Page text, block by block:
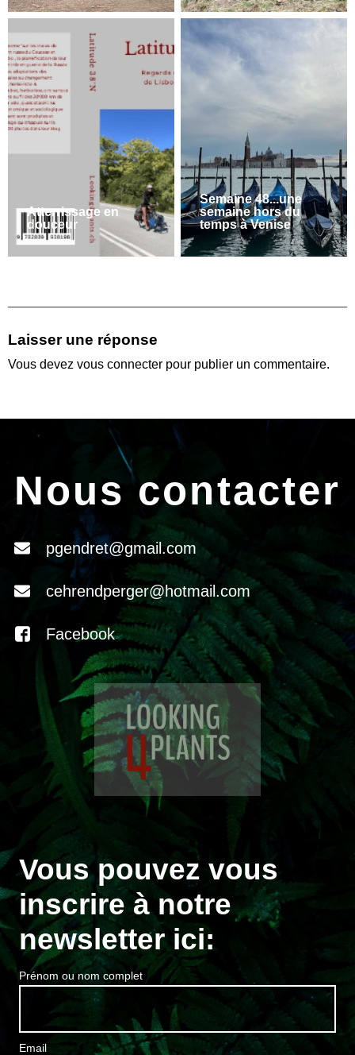
Atterrissage en
douceur
Semaine 48...une
semaine hors du
temps à Venise
Laisser une réponse
Vous devez vous connecter pour publier un commentaire.
Nous contacter
pgendret@gmail.com
cehrendperger@hotmail.com
Facebook
Vous pouvez vous
inscrire à notre
newsletter ici:
Prénom ou nom complet
Email